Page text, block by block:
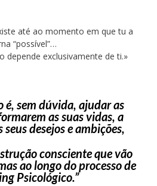
até ao momento em que tu a
“possível”…
depende exclusivamente de ti.»
é, sem dúvida, ajudar as
as suas vidas, a
desejos e ambições,
consciente que vão
ao longo do processo de
Psicológico.”